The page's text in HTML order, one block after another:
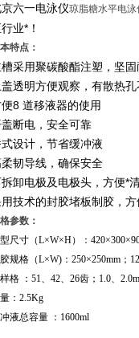
六一电泳仪琼脂糖水平电泳
业*！
特点：
槽采用聚碳酸酯注塑，坚
盖透明方便观察，有散热
8 道移液器的使用
断电，安全可靠
设计，节省缓冲液
韧导线，确保安全
卸电极及电极头，方便*
技术的封胶堵板制胶，
参数：
尺寸（L×W×H）：
规格（L×W)：250×250mm；
格 ：51、42、26齿；1.0、
：2.5Kg
液总容量 ：1600ml